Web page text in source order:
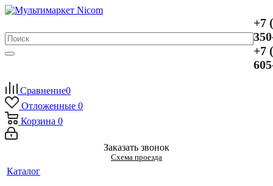
+7
+7
Сравнение0
Отложенные 0
Корзина 0
Заказать звонок
Схема проезда
Каталог